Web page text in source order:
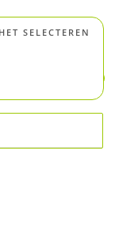
SELECTEREN